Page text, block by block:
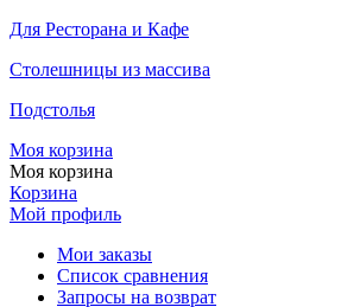
Для Ресторана и Кафе
Столешницы из массива
Подстолья
Моя корзина
Моя корзина
Корзина
Мой профиль
Мои заказы
Список сравнения
Запросы на возврат